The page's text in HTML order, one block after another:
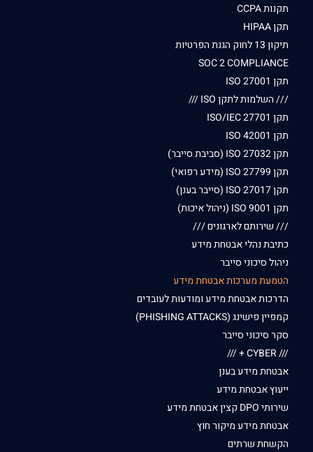
תקנות CCPA
תקן HIPAA
תיקון 13 לחוק הגנת הפרטיות
SOC 2 COMPLIANCE
תקן ISO 27001
/// השלמות לתקן ISO ///
תקן ISO/IEC 27701
תקן ISO 42001
תקן ISO 27032 (סביבת סייבר)
תקן ISO 27799 (מידע רפואי)
תקן ISO 27017 (סייבר בענן)
תקן ISO 9001 (ניהול איכות)
/// שירותם לארגונים ///
כתיבת נהלי אבטחת מידע
ניהול סיכוני סייבר
הטמעת מערכות אבטחת מידע
הדרכות אבטחת מידע ומודעות לעובדים
קמפיין פישינג (PHISHING ATTACKS)
סקר סיכוני סייבר
/// CYBER + ///
אבטחת מידע בענן
ייעוץ אבטחת מידע
שירותי DPO קצין אבטחת מידע
אבטחת מידע מיקור חוץ
הקשחת שרתים